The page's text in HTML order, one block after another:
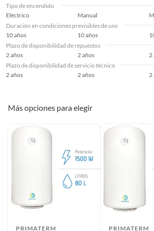
Tipo de encendido
Eléctrico
Manual
Duración en condiciones previsibles de uso
10 años
10 años
Plazo de disponibilidad de repuestos
2 años
2 años 2
Plazo de disponibilidad de servicio técnico
2 años
2 años 2
Más opciones para elegir
PRIMATERM PRIMATERM